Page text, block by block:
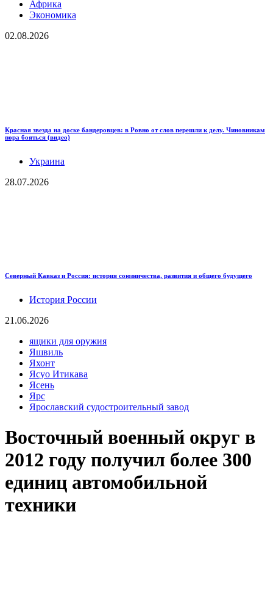
Африка
Экономика
02.08.2026
Красная звезда на доске бандеровцев: в Ровно от слов перешли к делу. Чиновникам
пора бояться (видео)
Украина
28.07.2026
Северный Кавказ и Россия: история союзничества, развития и общего будущего
История России
21.06.2026
ящики для оружия
Яшвиль
Яхонт
Ясуо Итикава
Ясень
Ярс
Ярославский судостроительный завод
Восточный военный округ в
2012 году получил более 300
единиц автомобильной
техники